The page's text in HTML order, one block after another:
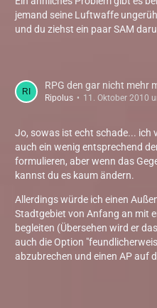
jemand seine Luftwaffe
und du ziehst ein paar SAM
RPG den gar nicht mehr
Ripolus 11. Oktober 2010
Jo, sowas ist echt schade... ich
auch ein wenig entsprechend
formulieren, aber wenn das
kannst du es kaum ändern.
Allerdings würde ich einen
Stadtgebiet von Anfang an mit
begleiten (Übersehen wird er
auch die Option
abzubrechen und einen AP auf